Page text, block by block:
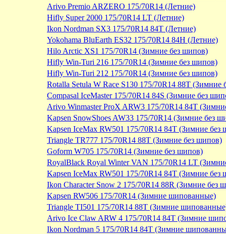
Arivo Premio ARZERO 175/70R14 (Летние)
Hifly Super 2000 175/70R14 LT (Летние)
Ikon Nordman SX3 175/70R14 84T (Летние)
Yokohama BluEarth ES32 175/70R14 84H (Летние)
Hilo Arctic XS1 175/70R14 (Зимние без шипов)
Hifly Win-Turi 216 175/70R14 (Зимние без шипов)
Hifly Win-Turi 212 175/70R14 (Зимние без шипов)
Rotalla Setula W Race S130 175/70R14 88T (Зимние
Compasal IceMaster 175/70R14 84S (Зимние без
Arivo Winmaster ProX ARW3 175/70R14 84T
Kapsen SnowShoes AW33 175/70R14 (Зимние без
Kapsen IceMax RW501 175/70R14 84T (Зимние без
Triangle TR777 175/70R14 88T (Зимние без шипов)
Goform W705 175/70R14 (Зимние без шипов)
RoyalBlack Royal Winter VAN 175/70R14 LT
Kapsen IceMax RW501 175/70R14 84T (Зимние без
Ikon Character Snow 2 175/70R14 88R (Зимние без
Kapsen RW506 175/70R14 (Зимние шипованные)
Triangle TI501 175/70R14 88T (Зимние
Arivo Ice Claw ARW 4 175/70R14 84T (Зимние
Ikon Nordman 5 175/70R14 84T (Зимние